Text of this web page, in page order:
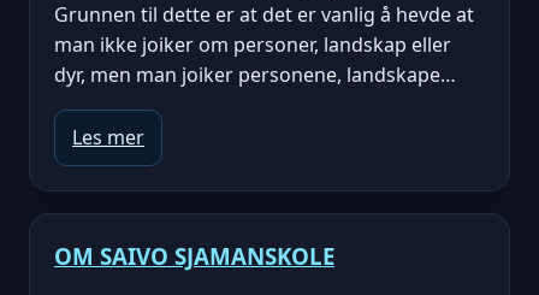
Grunnen til dette er at det er vanlig å hevde at
man ikke joiker om personer, landskap eller
dyr, men man joiker personene, landskape…
Les mer
OM SAIVO SJAMANSKOLE